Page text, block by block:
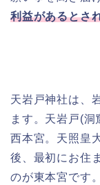
利益があるとさ
天岩戸神社は、
ます。天岩戸(
西本宮。天照皇
後、最初にお住
のが東本宮です。